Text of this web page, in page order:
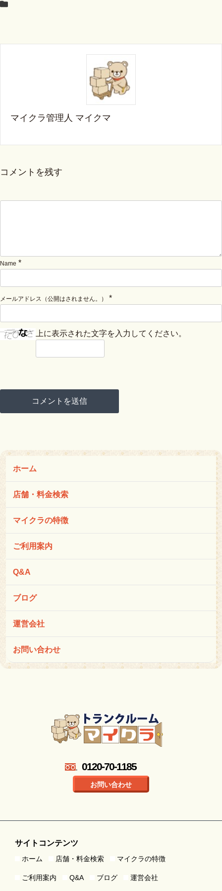
マイクラ管理人 マイクマ
コメントを残す
Name *
メールアドレス（公開はされません。） *
上に表示された文字を入力してください。
ホーム
店舗・料金検索
マイクラの特徴
ご利用案内
Q&A
ブログ
運営会社
お問い合わせ
0120-70-1185
お問い合わせ
サイトコンテンツ
ホーム 店舗・料金検索 マイクラの特徴
ご利用案内 Q&A ブログ 運営会社